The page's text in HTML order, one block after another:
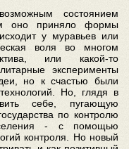
состоянием
оно приняло формы
у муравьев или
воля во многом
или какой-то
эксперименты
но к счастью были
Но, глядя в
себе, пугающую
по контролю
- с помощью
контроля. Но новый